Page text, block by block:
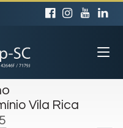
Vila Rica